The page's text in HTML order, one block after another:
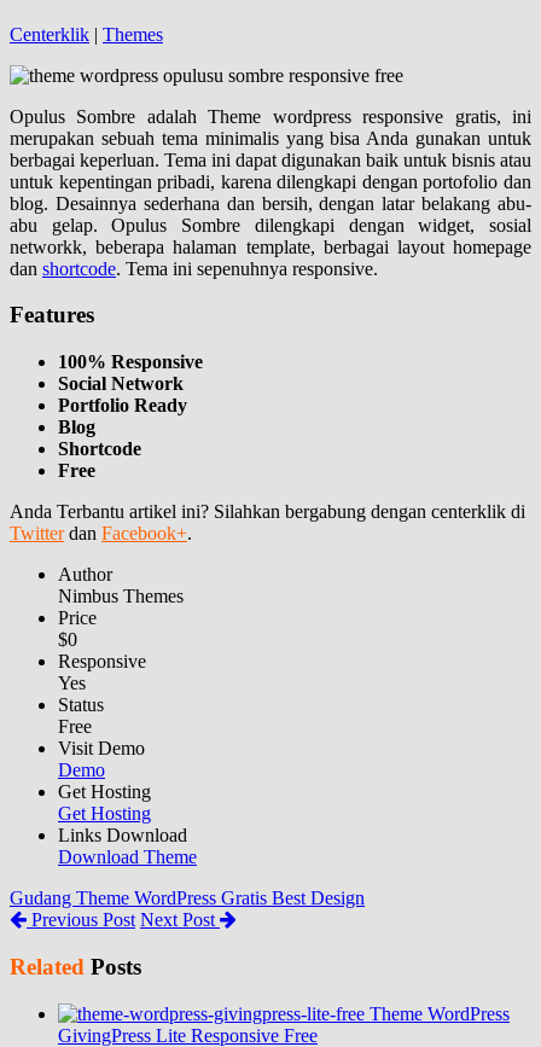
Centerklik | Themes
Opulus Sombre adalah Theme wordpress responsive gratis, ini
merupakan sebuah tema minimalis yang bisa Anda gunakan untuk
berbagai keperluan. Tema ini dapat digunakan baik untuk bisnis atau
untuk kepentingan pribadi, karena dilengkapi dengan portofolio dan
blog. Desainnya sederhana dan bersih, dengan latar belakang abu-
abu gelap. Opulus Sombre dilengkapi dengan widget, sosial
networkk, beberapa halaman template, berbagai layout homepage
dan shortcode. Tema ini sepenuhnya responsive.
Features
100% Responsive
Social Network
Portfolio Ready
Blog
Shortcode
Free
Anda Terbantu artikel ini? Silahkan bergabung dengan centerklik di
Twitterdan Facebook+.
Author
Nimbus Themes
Price
$0
Responsive
Yes
Status
Free
Visit Demo
Demo
Get Hosting
Get Hosting
Links Download
Download Theme
Gudang Theme WordPress Gratis Best Design
Previous Post Next Post
Related Posts
Theme WordPress
GivingPress Lite Responsive Free